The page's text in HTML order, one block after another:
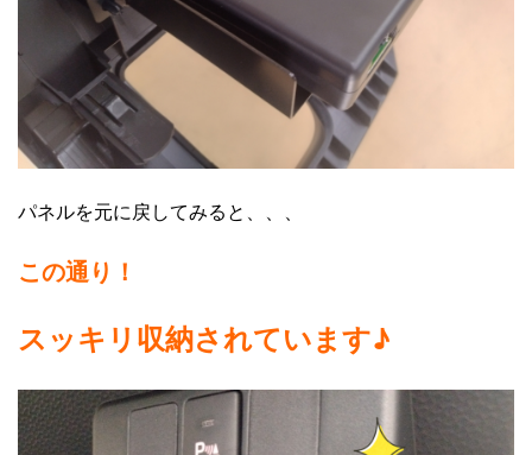
パネルを元に戻してみると、、、
この通り！
スッキリ収納されています♪